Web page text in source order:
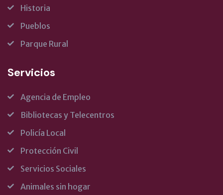
Historia
Pueblos
Parque Rural
Servicios
Agencia de Empleo
Bibliotecas y Telecentros
Policía Local
Protección Civil
Servicios Sociales
Animales sin hogar